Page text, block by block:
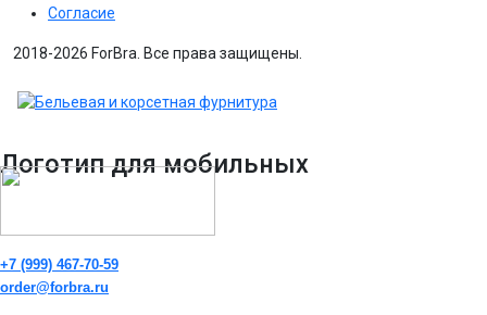
Согласие
2018-2026 ForBra. Все права защищены.
Логотип для мобильных
+7 (999) 467-70-59
order@forbra.ru